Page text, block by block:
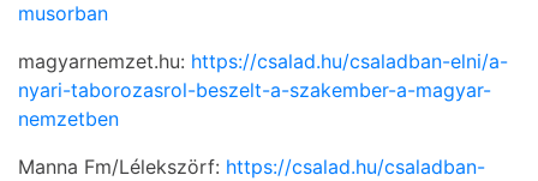
musorban
magyarnemzet.hu: https://csalad.hu/csaladban-elni/a-
nyari-taborozasrol-beszelt-a-szakember-a-magyar-
nemzetben
Manna Fm/Lélekszörf: https://csalad.hu/csaladban-